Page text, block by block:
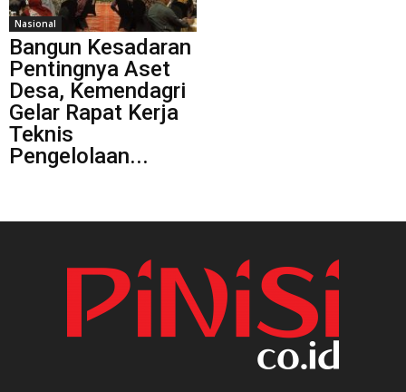
Nasional
Bangun Kesadaran
Pentingnya Aset
Desa, Kemendagri
Gelar Rapat Kerja
Teknis
Pengelolaan...